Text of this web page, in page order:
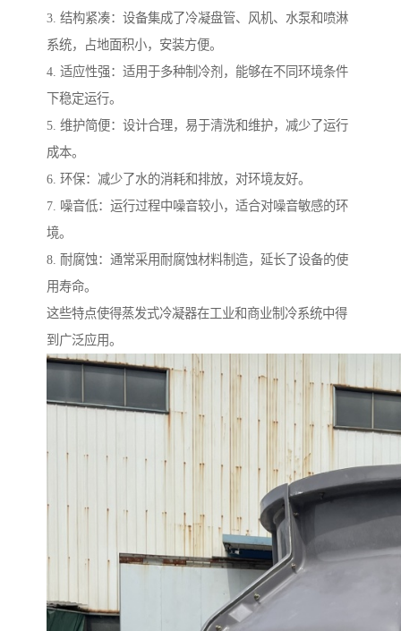
3. 结构紧凑：设备集成了冷凝盘管、风机、水泵和喷淋
系统，占地面积小，安装方便。
4. 适应性强：适用于多种制冷剂，能够在不同环境条件
下稳定运行。
5. 维护简便：设计合理，易于清洗和维护，减少了运行
成本。
6. 环保：减少了水的消耗和排放，对环境友好。
7. 噪音低：运行过程中噪音较小，适合对噪音敏感的环
境。
8. 耐腐蚀：通常采用耐腐蚀材料制造，延长了设备的使
用寿命。
这些特点使得蒸发式冷凝器在工业和商业制冷系统中得
到广泛应用。